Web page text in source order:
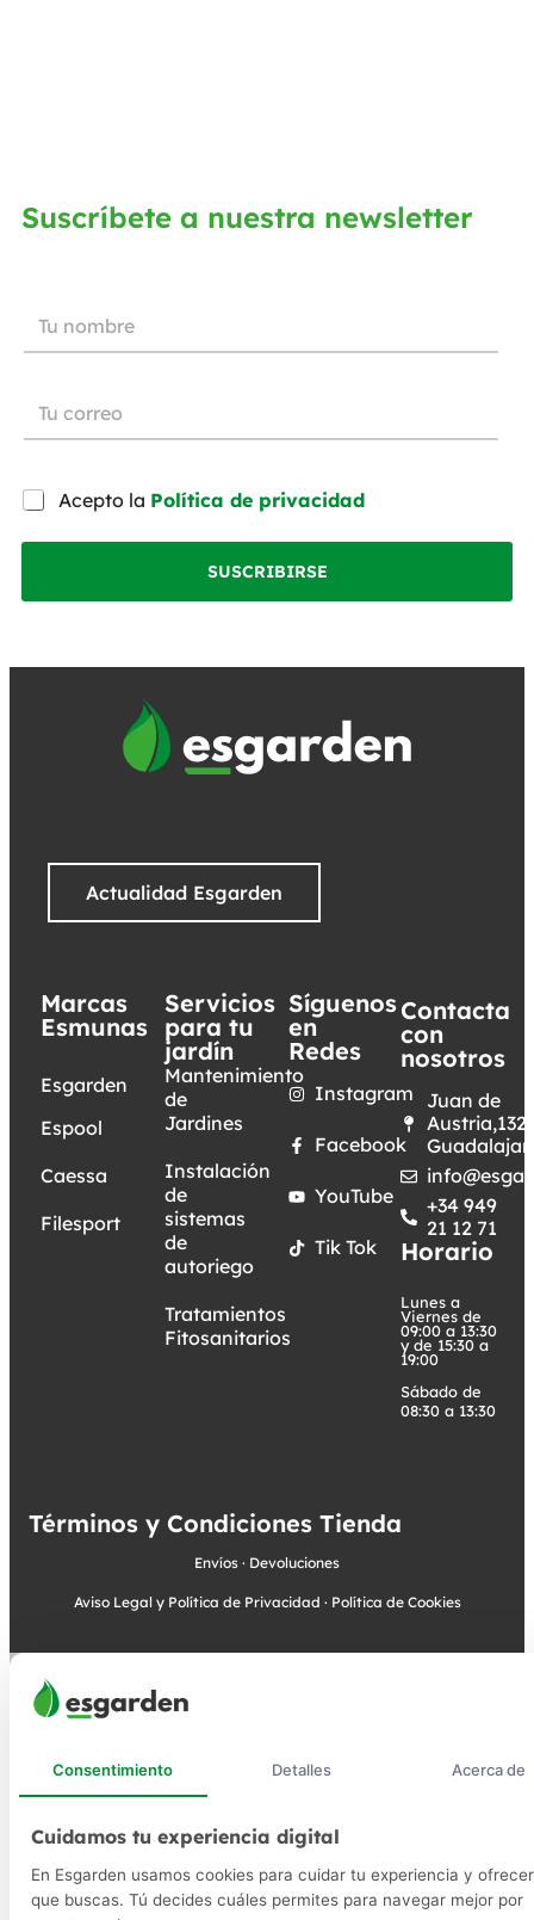
Suscríbete a nuestra newsletter
Acepto la Política de privacidad
SUSCRIBIRSE
Actualidad Esgarden
Marcas
Esmunas
Esgarden
Espool
Caessa
Filesport
Servicios
para tu
jardín
Mantenimiento
de
Jardines
Instalación
de
sistemas
de
autoriego
Tratamientos
Fitosanitarios
Síguenos
en
Redes
Instagram
Facebook
YouTube
Tik Tok
Contacta
con
nosotros
Juan de
Austria,132.
+34 949
21 12 71
Horario
Lunes a
Viernes de
09:00 a 13:30
y de 15:30 a
19:00
Sábado de
08:30 a 13:30
Términos y Condiciones Tienda
Envíos · Devoluciones
Aviso Legal y Política de Privacidad · Política de Cookies
Consentimiento Detalles Acerca de
Cuidamos tu experiencia digital
En Esgarden usamos cookies para cuidar tu experiencia y
que buscas. Tú decides cuáles permites para navegar mejor por